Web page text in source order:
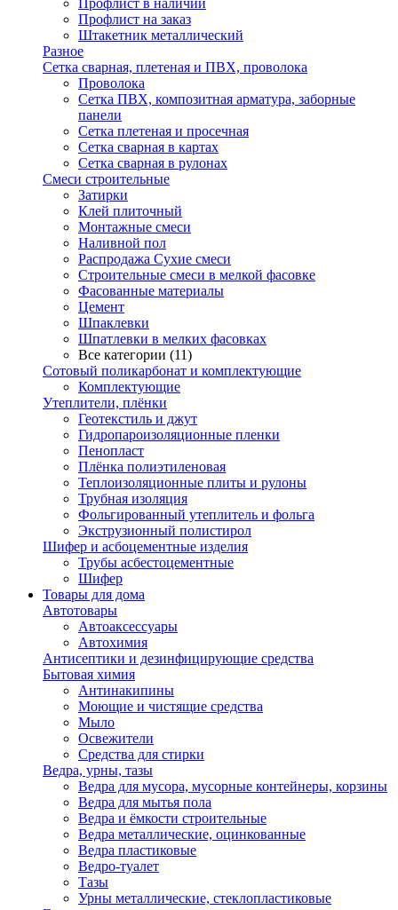
Профлист в наличии
Профлист на заказ
Штакетник металлический
Разное
Сетка сварная, плетеная и ПВХ, проволока
Проволока
Сетка ПВХ, композитная арматура, заборные
панели
Сетка плетеная и просечная
Сетка сварная в картах
Сетка сварная в рулонах
Смеси строительные
Затирки
Клей плиточный
Монтажные смеси
Наливной пол
Распродажа Сухие смеси
Строительные смеси в мелкой фасовке
Фасованные материалы
Цемент
Шпаклевки
Шпатлевки в мелких фасовках
Все категории (11)
Сотовый поликарбонат и комплектующие
Комплектующие
Утеплители, плёнки
Геотекстиль и джут
Гидропароизоляционные пленки
Пенопласт
Плёнка полиэтиленовая
Теплоизоляционные плиты и рулоны
Трубная изоляция
Фольгированный утеплитель и фольга
Экструзионный полистирол
Шифер и асбоцементные изделия
Трубы асбестоцементные
Шифер
Товары для дома
Автотовары
Автоаксессуары
Автохимия
Антисептики и дезинфицирующие средства
Бытовая химия
Антинакипины
Моющие и чистящие средства
Мыло
Освежители
Средства для стирки
Ведра, урны, тазы
Ведра для мусора, мусорные контейнеры, корзины
Ведра для мытья пола
Ведра и ёмкости строительные
Ведра металлические, оцинкованные
Ведра пластиковые
Ведро-туалет
Тазы
Урны металлические, стеклопластиковые